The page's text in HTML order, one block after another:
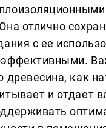
отлично
с ее
древесина, как
и отдает